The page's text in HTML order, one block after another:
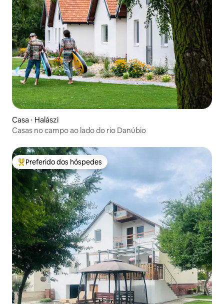
Casa ⋅ Halászi
Casas no campo ao lado do rio Danúbio
Entre os melhores preferidos dos hóspedes
Preferido dos hóspedes